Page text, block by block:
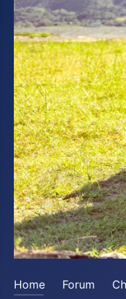
Home Forum